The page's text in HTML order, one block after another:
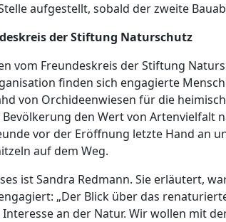
aufgestellt, sobald der zweite
der Stiftung Naturschutz
vom Freundeskreis der Stiftung
finden sich engagierte
von Orchideenwiesen für die
den Wert von Artenvielfalt
vor der Eröffnung letzte Hand an
auf dem Weg.
ist Sandra Redmann. Sie erläutert,
„Der Blick über das
an der Natur. Wir wollen mit